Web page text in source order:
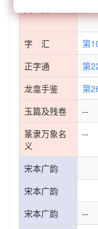
字 汇 第
正字通
第
龙龛手鉴
第
玉篇及残卷
--
篆隶万象名
义
--
宋本广韵
宋本广韵
宋本广韵
--